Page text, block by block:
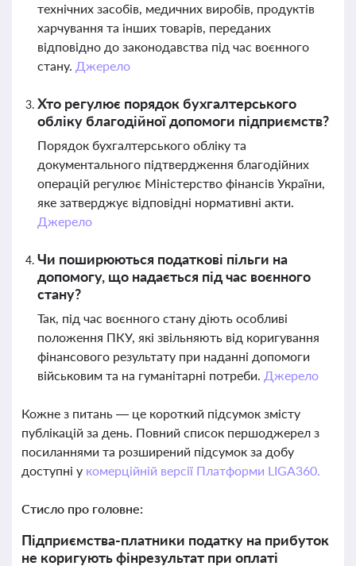
технічних засобів, медичних виробів, продуктів
харчування та інших товарів, переданих
відповідно до законодавства під час воєнного
стану. Джерело
Хто регулює порядок бухгалтерського
обліку благодійної допомоги підприємств?
Порядок бухгалтерського обліку та
документального підтвердження благодійних
операцій регулює Міністерство фінансів України,
яке затверджує відповідні нормативні акти.
Джерело
Чи поширюються податкові пільги на
допомогу, що надається під час воєнного
стану?
Так, під час воєнного стану діють особливі
положення ПКУ, які звільняють від коригування
фінансового результату при наданні допомоги
військовим та на гуманітарні потреби. Джерело
Кожне з питань — це короткий підсумок змісту
публікацій за день. Повний список першоджерел з
посиланнями та розширений підсумок за добу
доступні у комерційній версії Платформи LIGA360.
Стисло про головне:
Підприємства-платники податку на прибуток
не коригують фінрезультат при оплаті